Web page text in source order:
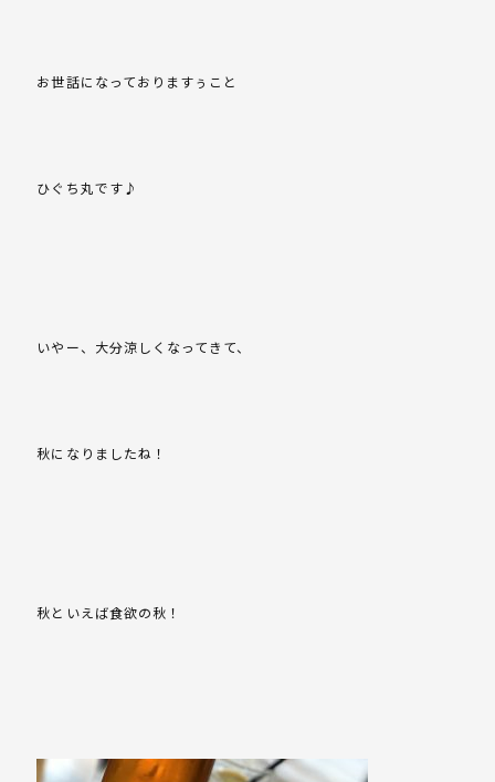
お世話になっておりますぅこと
ひぐち丸です♪
いやー、大分涼しくなってきて、
秋になりましたね！
秋といえば食欲の秋！